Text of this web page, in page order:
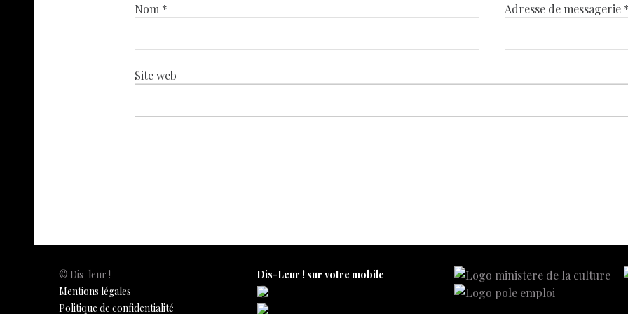
Nom * Adresse de messagerie
Site web
© Dis-leur !
Mentions légales
Politique de confidentialité
Dis-Leur ! sur votre mobile